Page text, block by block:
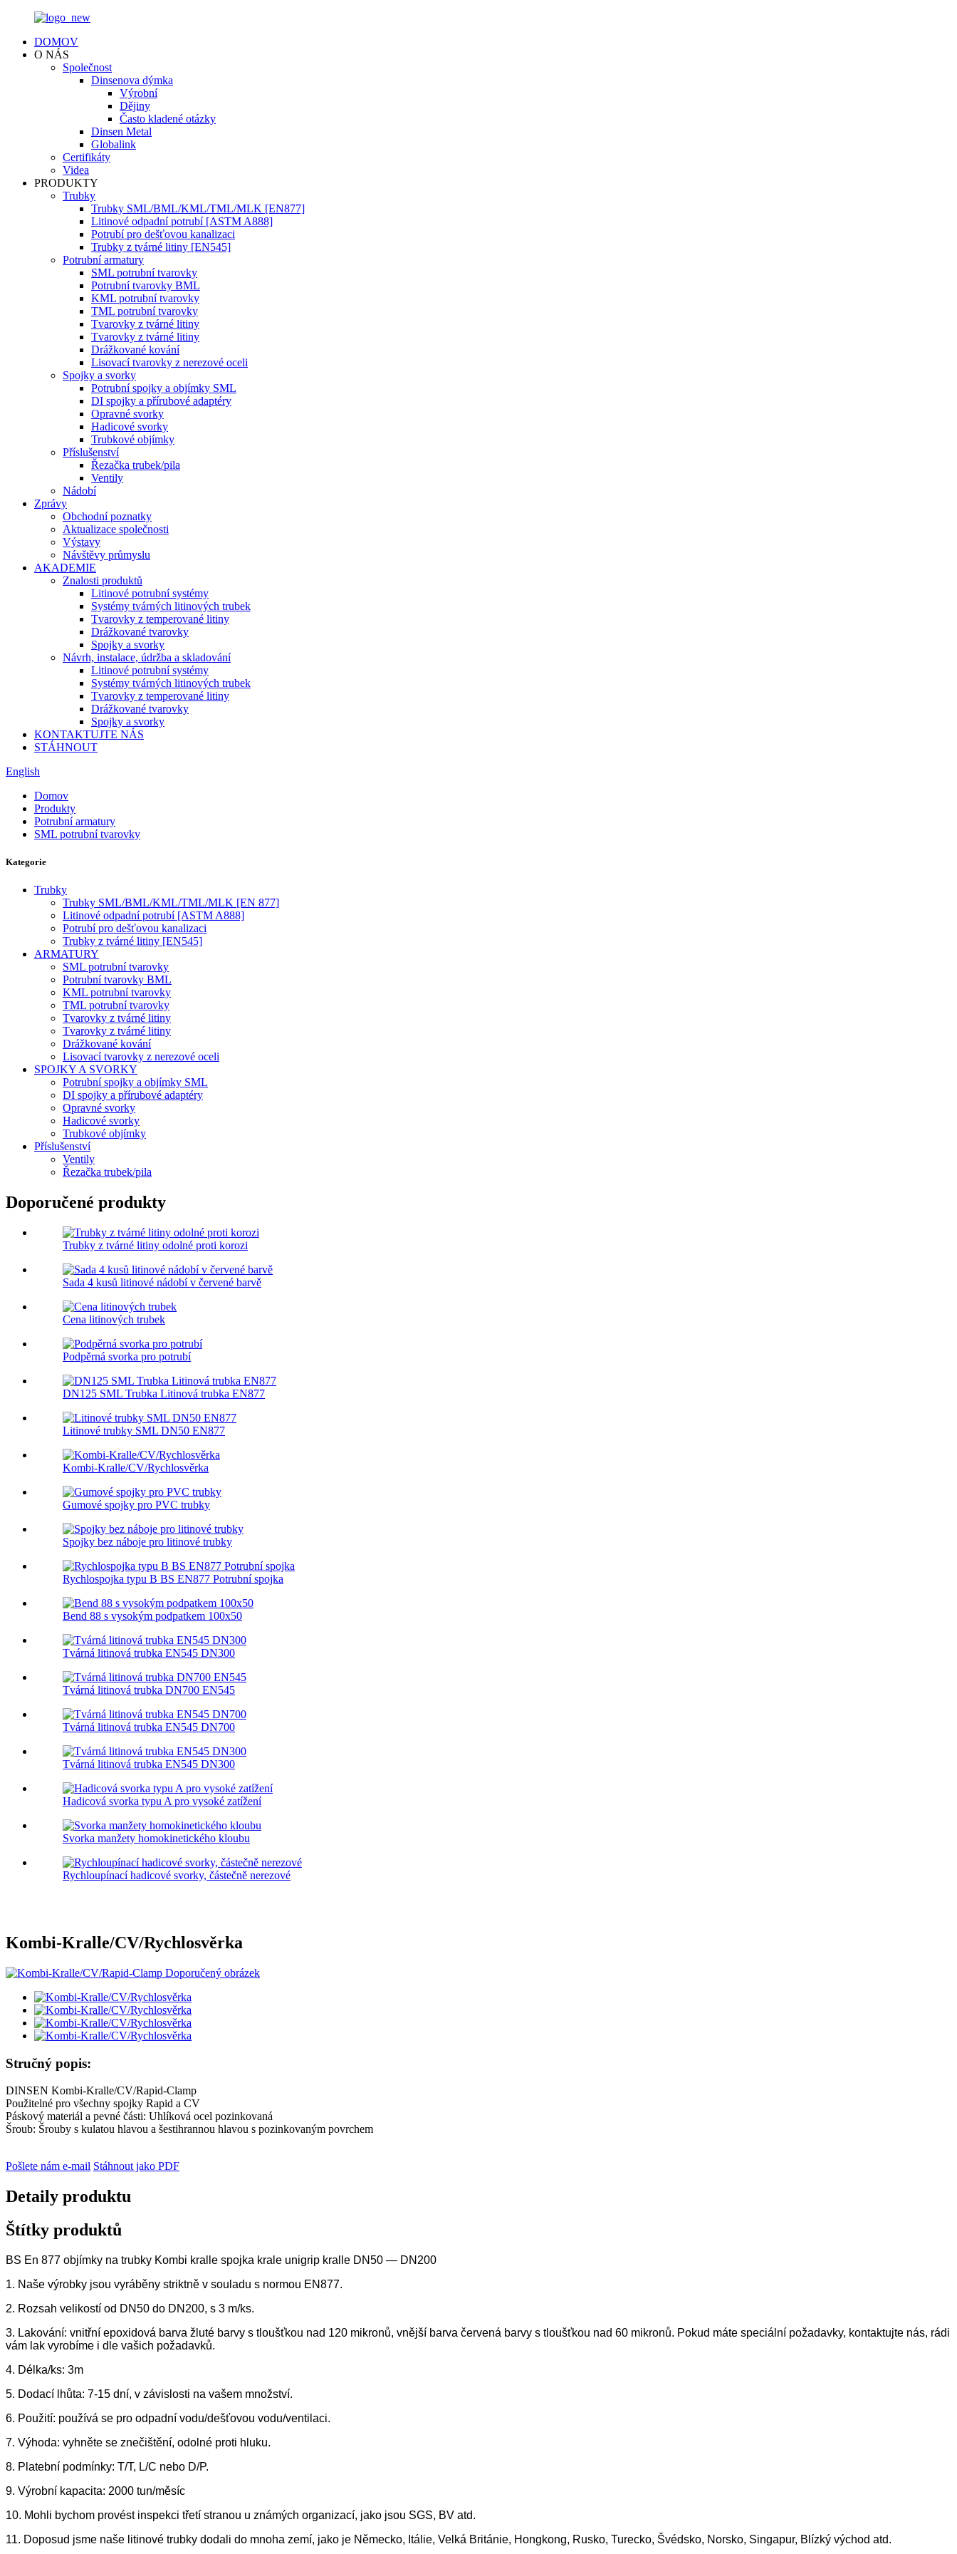
DOMOV
O NÁS
Společnost
Dinsenova dýmka
Výrobní
Dějiny
Často kladené otázky
Dinsen Metal
Globalink
Certifikáty
Videa
PRODUKTY
Trubky
Trubky SML/BML/KML/TML/MLK [EN877]
Litinové odpadní potrubí [ASTM A888]
Potrubí pro dešťovou kanalizaci
Trubky z tvárné litiny [EN545]
Potrubní armatury
SML potrubní tvarovky
Potrubní tvarovky BML
KML potrubní tvarovky
TML potrubní tvarovky
Tvarovky z tvárné litiny
Tvarovky z tvárné litiny
Drážkované kování
Lisovací tvarovky z nerezové oceli
Spojky a svorky
Potrubní spojky a objímky SML
DI spojky a přírubové adaptéry
Opravné svorky
Hadicové svorky
Trubkové objímky
Příslušenství
Řezačka trubek/pila
Ventily
Nádobí
Zprávy
Obchodní poznatky
Aktualizace společnosti
Výstavy
Návštěvy průmyslu
AKADEMIE
Znalosti produktů
Litinové potrubní systémy
Systémy tvárných litinových trubek
Tvarovky z temperované litiny
Drážkované tvarovky
Spojky a svorky
Návrh, instalace, údržba a skladování
Litinové potrubní systémy
Systémy tvárných litinových trubek
Tvarovky z temperované litiny
Drážkované tvarovky
Spojky a svorky
KONTAKTUJTE NÁS
STÁHNOUT
English
Domov
Produkty
Potrubní armatury
SML potrubní tvarovky
Kategorie
Trubky
Trubky SML/BML/KML/TML/MLK [EN 877]
Litinové odpadní potrubí [ASTM A888]
Potrubí pro dešťovou kanalizaci
Trubky z tvárné litiny [EN545]
ARMATURY
SML potrubní tvarovky
Potrubní tvarovky BML
KML potrubní tvarovky
TML potrubní tvarovky
Tvarovky z tvárné litiny
Tvarovky z tvárné litiny
Drážkované kování
Lisovací tvarovky z nerezové oceli
SPOJKY A SVORKY
Potrubní spojky a objímky SML
DI spojky a přírubové adaptéry
Opravné svorky
Hadicové svorky
Trubkové objímky
Příslušenství
Ventily
Řezačka trubek/pila
Doporučené produkty
Trubky z tvárné litiny odolné proti korozi
Sada 4 kusů litinové nádobí v červené barvě
Cena litinových trubek
Podpěrná svorka pro potrubí
DN125 SML Trubka Litinová trubka EN877
Litinové trubky SML DN50 EN877
Kombi-Kralle/CV/Rychlosvěrka
Gumové spojky pro PVC trubky
Spojky bez náboje pro litinové trubky
Rychlospojka typu B BS EN877 Potrubní spojka
Bend 88 s vysokým podpatkem 100x50
Tvárná litinová trubka EN545 DN300
Tvárná litinová trubka DN700 EN545
Tvárná litinová trubka EN545 DN700
Tvárná litinová trubka EN545 DN300
Hadicová svorka typu A pro vysoké zatížení
Svorka manžety homokinetického kloubu
Rychloupínací hadicové svorky, částečně nerezové
Kombi-Kralle/CV/Rychlosvěrka
Stručný popis:
DINSEN Kombi-Kralle/CV/Rapid-Clamp
Použitelné pro všechny spojky Rapid a CV
Páskový materiál a pevné části: Uhlíková ocel pozinkovaná
Šroub: Šrouby s kulatou hlavou a šestihrannou hlavou s pozinkovaným povrchem
Pošlete nám e-mail Stáhnout jako PDF
Detaily produktu
Štítky produktů
BS En 877 objímky na trubky Kombi kralle spojka krale unigrip kralle DN50 — DN200
1. Naše výrobky jsou vyráběny striktně v souladu s normou EN877.
2. Rozsah velikostí od DN50 do DN200, s 3 m/ks.
3. Lakování: vnitřní epoxidová barva žluté barvy s tloušťkou nad 120 mikronů, vnější barva červená barvy s tloušťkou nad 60 mikronů. Pokud máte speciální požadavky, kontaktujte nás, rádi
vám lak vyrobíme i dle vašich požadavků.
4. Délka/ks: 3m
5. Dodací lhůta: 7-15 dní, v závislosti na vašem množství.
6. Použití: používá se pro odpadní vodu/dešťovou vodu/ventilaci.
7. Výhoda: vyhněte se znečištění, odolné proti hluku.
8. Platební podmínky: T/T, L/C nebo D/P.
9. Výrobní kapacita: 2000 tun/měsíc
10. Mohli bychom provést inspekci třetí stranou u známých organizací, jako jsou SGS, BV atd.
11. Doposud jsme naše litinové trubky dodali do mnoha zemí, jako je Německo, Itálie, Velká Británie, Hongkong, Rusko, Turecko, Švédsko, Norsko, Singapur, Blízký východ atd.